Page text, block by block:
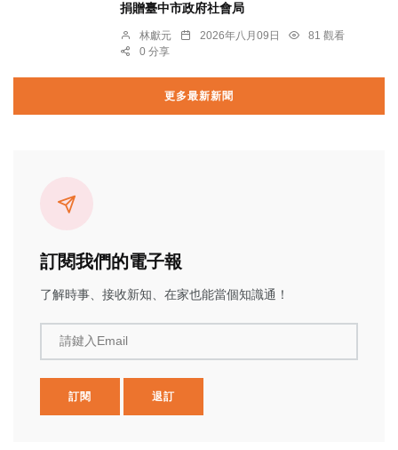
捐贈臺中市政府社會局
林獻元 2026年八月09日
81 觀看
0 分享
更多最新新聞
訂閱我們的電子報
了解時事、接收新知、在家也能當個知識通！
請鍵入Email
訂閱 退訂